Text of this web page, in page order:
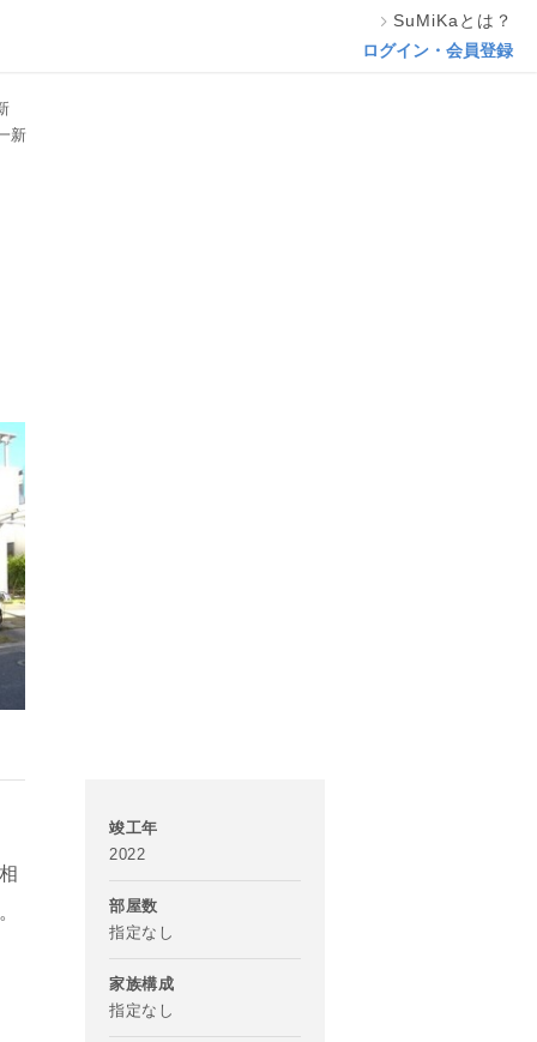
SuMiKaとは？
ログイン・会員登録
新
竣工年
2022
部屋数
指定なし
家族構成
指定なし